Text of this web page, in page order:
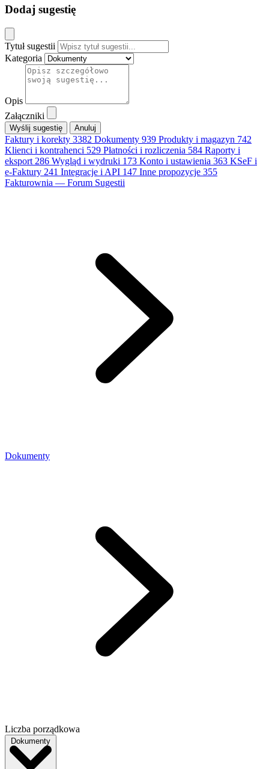
Dodaj sugestię
Tytuł sugestii
Kategoria
Opis
Załączniki
Anuluj
Faktury i korekty 3382 Dokumenty 939 Produkty i magazyn 742
Klienci i kontrahenci 529 Płatności i rozliczenia 584 Raporty i
eksport 286 Wygląd i wydruki 173 Konto i ustawienia 363 KSeF i
e-Faktury 241 Integracje i API 147 Inne propozycje 355
Fakturownia — Forum Sugestii
Dokumenty
Liczba porządkowa
Dokumenty